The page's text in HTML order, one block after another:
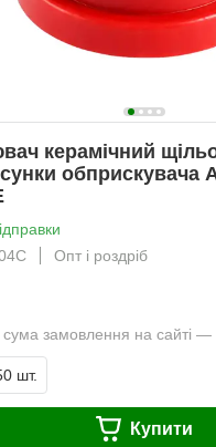
керамічний
обприскувача
Опт і роздріб
сума замовлення на сайті
шт.
Купити